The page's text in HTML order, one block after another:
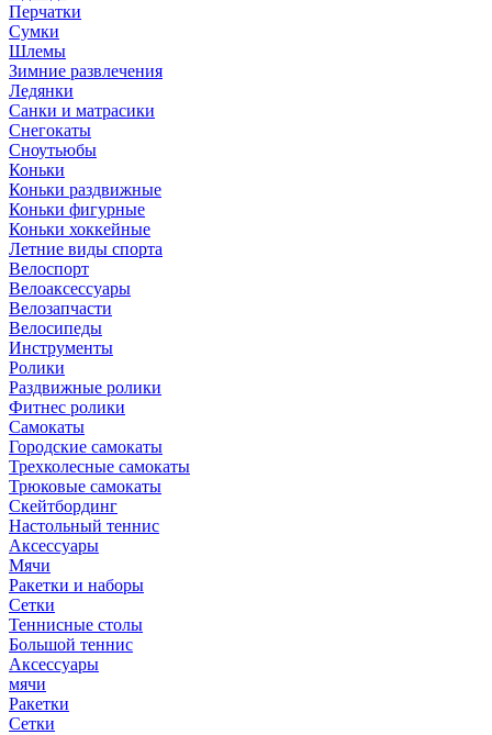
Перчатки
Сумки
Шлемы
Зимние развлечения
Ледянки
Санки и матрасики
Снегокаты
Сноутьюбы
Коньки
Коньки раздвижные
Коньки фигурные
Коньки хоккейные
Летние виды спорта
Велоспорт
Велоаксессуары
Велозапчасти
Велосипеды
Инструменты
Ролики
Раздвижные ролики
Фитнес ролики
Самокаты
Городские самокаты
Трехколесные самокаты
Трюковые самокаты
Скейтбординг
Настольный теннис
Аксессуары
Мячи
Ракетки и наборы
Сетки
Теннисные столы
Большой теннис
Аксессуары
мячи
Ракетки
Сетки